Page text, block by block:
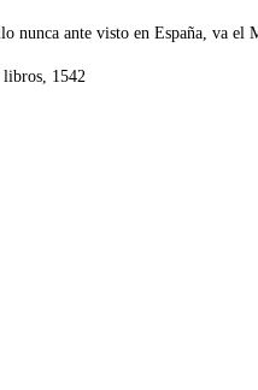
nunca ante visto en España, va el
libros, 1542